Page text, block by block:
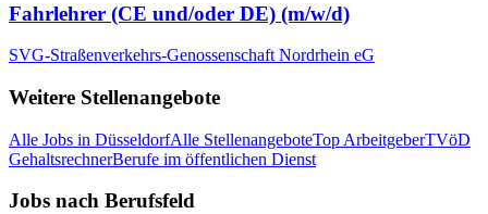
Fahrlehrer (CE und/oder DE) (m/w/d)
SVG-Straßenverkehrs-Genossenschaft Nordrhein eG
Weitere Stellenangebote
Alle Jobs in DüsseldorfAlle StellenangeboteTop ArbeitgeberTVöD
GehaltsrechnerBerufe im öffentlichen Dienst
Jobs nach Berufsfeld